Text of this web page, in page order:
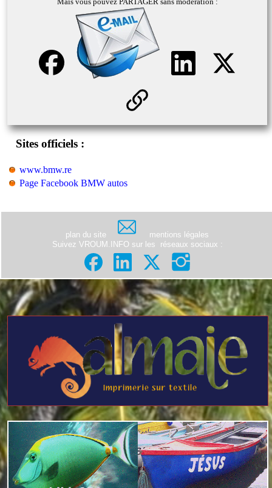
Mais vous pouvez PARTAGER sans modération :
Sites officiels :
www.bmw.re
Page Facebook BMW autos
plan du site
mentions légales
Suivez VROUM.INFO sur les
réseaux sociaux :